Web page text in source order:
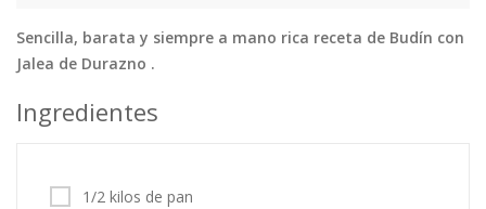
Tortas Vegetales
Vegetarian…
Tips y Trucos
Sencilla, barata y siempre a mano rica receta de Budín con
Jalea de Durazno .
Ingredientes
1/2 kilos de pan